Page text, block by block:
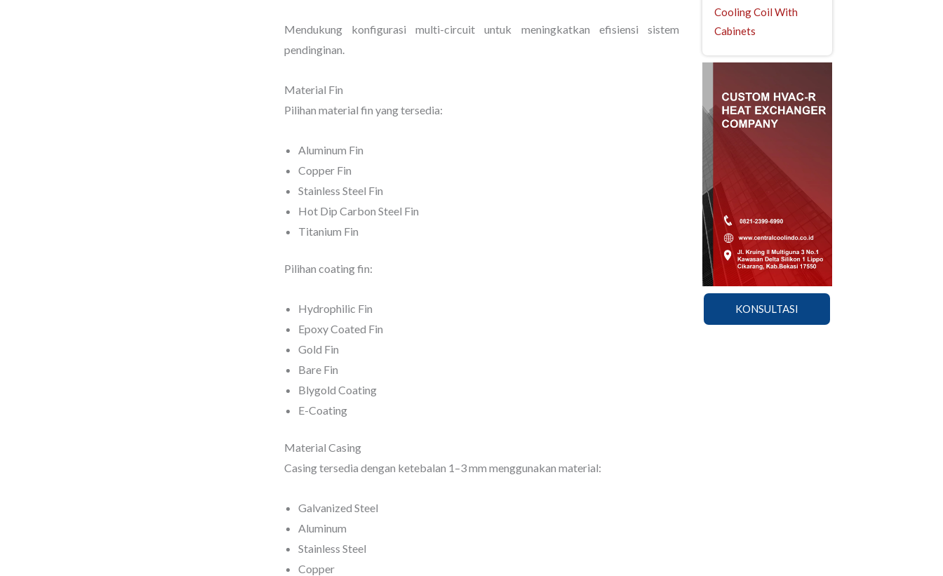
Mendukung konfigurasi multi-circuit untuk meningkatkan efisiensi sistem
pendinginan.
Material Fin
Pilihan material fin yang tersedia:
Aluminum Fin
Copper Fin
Stainless Steel Fin
Hot Dip Carbon Steel Fin
Titanium Fin
Pilihan coating fin:
Hydrophilic Fin
Epoxy Coated Fin
Gold Fin
Bare Fin
Blygold Coating
E-Coating
Material Casing
Casing tersedia dengan ketebalan 1–3 mm menggunakan material:
Galvanized Steel
Aluminum
Stainless Steel
Copper
Cooling Coil With
Cabinets
KONSULTASI